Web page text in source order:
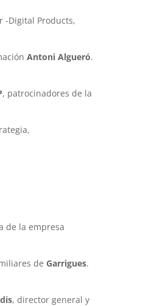
-Digital Products,
Antoni Algueró.
, patrocinadores de la
de la empresa
de Garrigues.
, director general y